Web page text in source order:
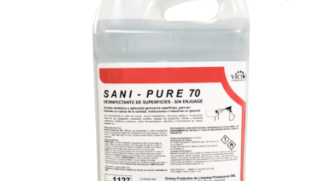
Catálogo de Productos